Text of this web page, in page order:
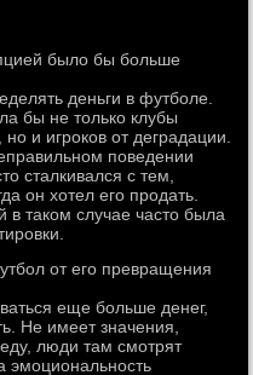
было бы больше
деньги в футболе.
бы не только клубы
и игроков от деградации.
поведении
сталкивался с тем,
он хотел его продать.
в таком случае часто была
от его превращения
еще больше денег,
Не имеет значения,
люди там смотрят
эмоциональность